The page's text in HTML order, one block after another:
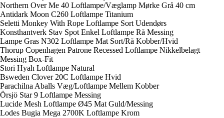
Northern Over Me 40 Loftlampe/Væglamp Mørke Grå 40 cm
Antidark Moon C260 Loftlampe Titanium
Seletti Monkey With Rope Loftlampe Sort Udendørs
Konsthantverk Stav Spot Enkel Loftlampe Rå Messing
Lampe Gras N302 Loftlampe Mat Sort/Rå Kobber/Hvid
Thorup Copenhagen Patrone Recessed Loftlampe Nikkelbelagt
Messing Box-Fit
Stori Hyah Loftlampe Natural
Bsweden Clover 20C Loftlampe Hvid
Parachilna Aballs Væg/Loftlampe Mellem Kobber
Örsjö Star 9 Loftlampe Messing
Lucide Mesh Loftlampe Ø45 Mat Guld/Messing
Lodes Bugia Mega 2700K Loftlampe Krom